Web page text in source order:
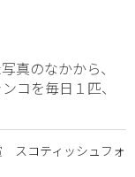
真のなかから、
コを毎日１匹、
スコティッシュフォ